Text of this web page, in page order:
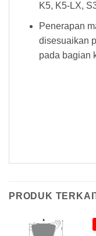
K5, K5-LX,
Penerapan
disesuaikan
pada bagian
PRODUK